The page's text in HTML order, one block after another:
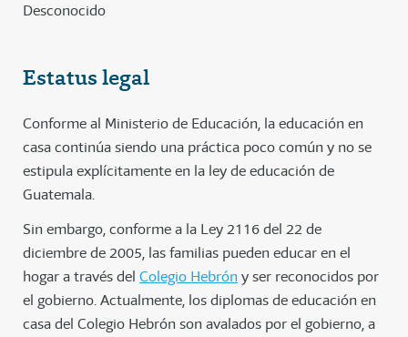
Desconocido
Estatus legal
Conforme al Ministerio de Educación, la educación en
casa continúa siendo una práctica poco común y no se
estipula explícitamente en la ley de educación de
Guatemala.
Sin embargo, conforme a la Ley 2116 del 22 de
diciembre de 2005, las familias pueden educar en el
hogar a través del Colegio Hebróny ser reconocidos por
el gobierno. Actualmente, los diplomas de educación en
casa del Colegio Hebrón son avalados por el gobierno, a